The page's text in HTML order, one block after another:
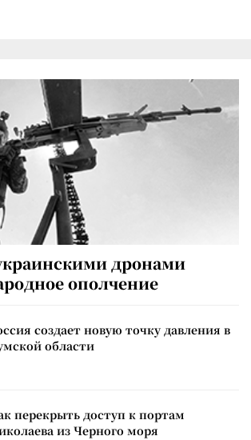
дронами
ополчение
создает новую точку давления в
области
перекрыть доступ к портам
из Черного моря